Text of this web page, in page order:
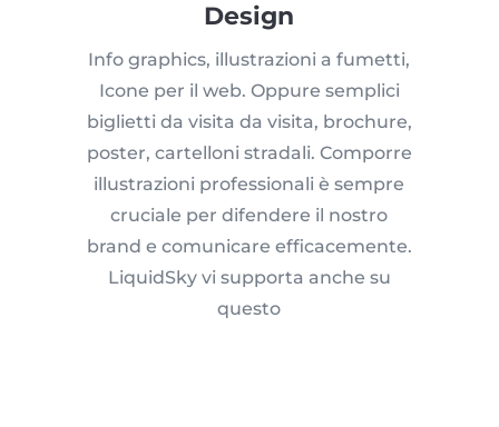
Design
Info graphics, illustrazioni a fumetti,
Icone per il web. Oppure semplici
biglietti da visita da visita, brochure,
poster, cartelloni stradali. Comporre
illustrazioni professionali è sempre
cruciale per difendere il nostro
brand e comunicare efficacemente.
LiquidSky vi supporta anche su
questo